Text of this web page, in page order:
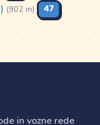
(902 m)
47
in vozne rede